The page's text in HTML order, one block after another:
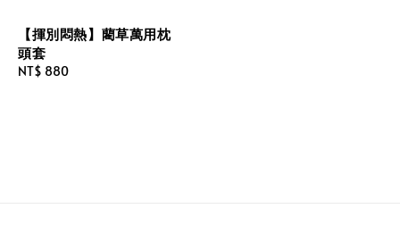
【揮別悶熱】藺草萬用枕
頭套
Regular
NT$ 880